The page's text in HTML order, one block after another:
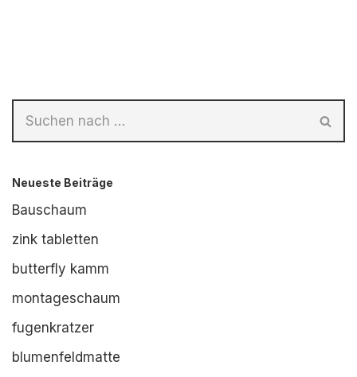
Neueste Beiträge
Bauschaum
zink tabletten
butterfly kamm
montageschaum
fugenkratzer
blumenfeldmatte